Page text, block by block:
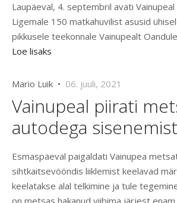
Laupäeval, 4. septembril avati
Ligemale 150 matkahuvilist asusid
pikkusele teekonnale Vainupealt
Loe lisaks
Mario Luik • 06. juuli, 2021
Vainupeal piirati
autodega sisenemist
Esmaspäeval paigaldati Vainupea
sihtkaitsevööndis liiklemist keelavad
keelatakse alal telkimine ja tule